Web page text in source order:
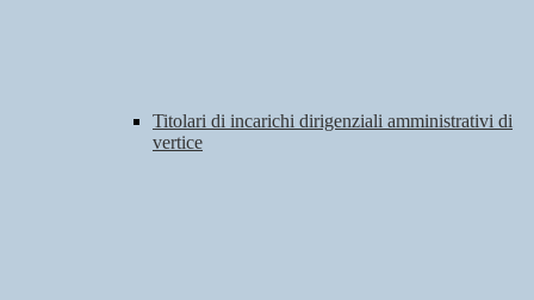
Titolari di incarichi dirigenziali amministrativi di
vertice